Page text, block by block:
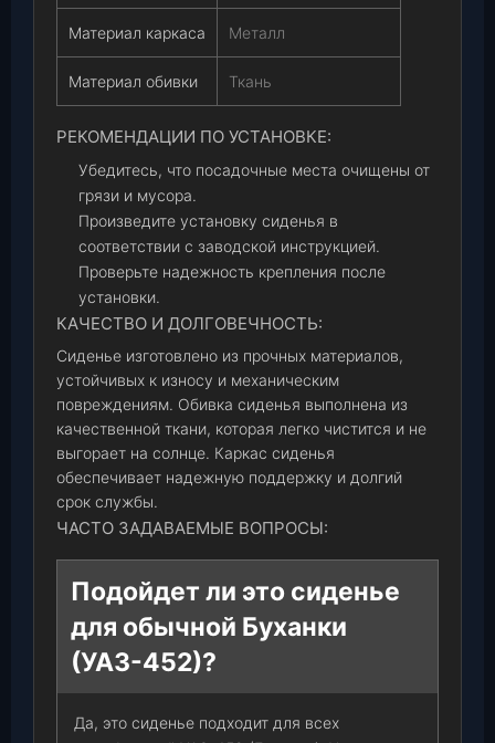
Материал каркаса Металл
Материал обивки Ткань
РЕКОМЕНДАЦИИ ПО УСТАНОВКЕ:
Убедитесь, что посадочные места очищены от
грязи и мусора.
Произведите установку сиденья в
соответствии с заводской инструкцией.
Проверьте надежность крепления после
установки.
КАЧЕСТВО И ДОЛГОВЕЧНОСТЬ:
Сиденье изготовлено из прочных материалов,
устойчивых к износу и механическим
повреждениям. Обивка сиденья выполнена из
качественной ткани, которая легко чистится и не
выгорает на солнце. Каркас сиденья
обеспечивает надежную поддержку и долгий
срок службы.
ЧАСТО ЗАДАВАЕМЫЕ ВОПРОСЫ:
Подойдет ли это сиденье
для обычной Буханки
(УАЗ-452)?
Да, это сиденье подходит для всех